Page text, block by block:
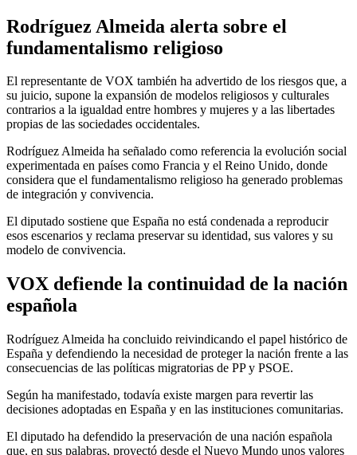
Rodríguez Almeida alerta sobre el
fundamentalismo religioso
El representante de VOX también ha advertido de los riesgos que, a
su juicio, supone la expansión de modelos religiosos y culturales
contrarios a la igualdad entre hombres y mujeres y a las libertades
propias de las sociedades occidentales.
Rodríguez Almeida ha señalado como referencia la evolución social
experimentada en países como Francia y el Reino Unido, donde
considera que el fundamentalismo religioso ha generado problemas
de integración y convivencia.
El diputado sostiene que España no está condenada a reproducir
esos escenarios y reclama preservar su identidad, sus valores y su
modelo de convivencia.
VOX defiende la continuidad de la nación
española
Rodríguez Almeida ha concluido reivindicando el papel histórico de
España y defendiendo la necesidad de proteger la nación frente a las
consecuencias de las políticas migratorias de PP y PSOE.
Según ha manifestado, todavía existe margen para revertir las
decisiones adoptadas en España y en las instituciones comunitarias.
El diputado ha defendido la preservación de una nación española
que, en sus palabras, proyectó desde el Nuevo Mundo unos valores